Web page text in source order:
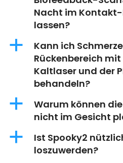
Nacht im
lassen?
a
Kann ich
Rückenbereich mit
Kaltlaser und der
behandeln?
a
Warum können
nicht im Gesicht
a
Ist Spooky2
loszuwerden?